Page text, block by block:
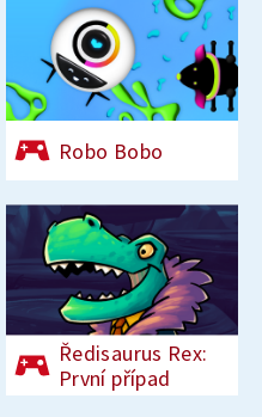
Robo Bobo
Ředisaurus Rex:
První případ